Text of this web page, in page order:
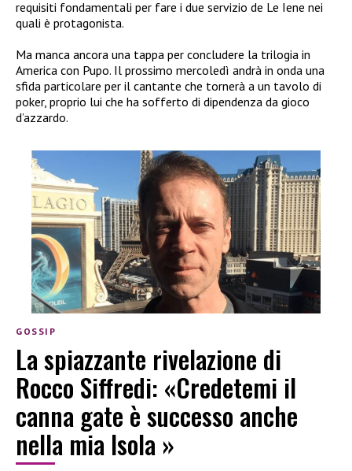
requisiti fondamentali per fare i due servizio de Le Iene nei
quali è protagonista.
Ma manca ancora una tappa per concludere la trilogia in
America con Pupo. Il prossimo mercoledì andrà in onda una
sfida particolare per il cantante che tornerà a un tavolo di
poker, proprio lui che ha sofferto di dipendenza da gioco
d’azzardo.
GOSSIP
La spiazzante rivelazione di
Rocco Siffredi: «Credetemi il
canna gate è successo anche
nella mia Isola »